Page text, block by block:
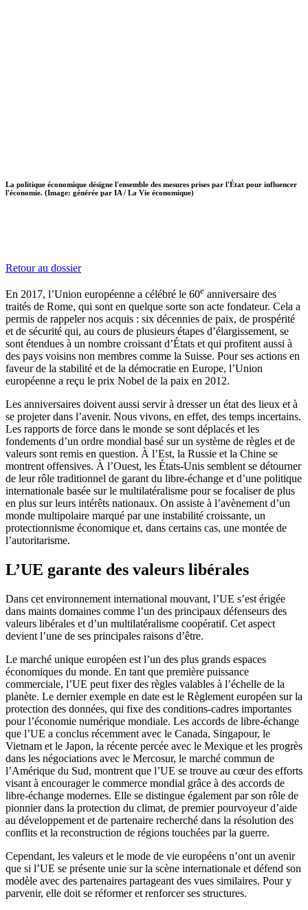
La politique économique désigne l'ensemble des mesures prises par l'État pour influencer
l'économie. (Image: générée par IA / La Vie économique)
Retour au dossier
En 2017, l’Union européenne a célébré le 60e anniversaire des
traités de Rome, qui sont en quelque sorte son acte fondateur. Cela a
permis de rappeler nos acquis : six décennies de paix, de prospérité
et de sécurité qui, au cours de plusieurs étapes d’élargissement, se
sont étendues à un nombre croissant d’États et qui profitent aussi à
des pays voisins non membres comme la Suisse. Pour ses actions en
faveur de la stabilité et de la démocratie en Europe, l’Union
européenne a reçu le prix Nobel de la paix en 2012.
Les anniversaires doivent aussi servir à dresser un état des lieux et à
se projeter dans l’avenir. Nous vivons, en effet, des temps incertains.
Les rapports de force dans le monde se sont déplacés et les
fondements d’un ordre mondial basé sur un système de règles et de
valeurs sont remis en question. À l’Est, la Russie et la Chine se
montrent offensives. À l’Ouest, les États-Unis semblent se détourner
de leur rôle traditionnel de garant du libre-échange et d’une politique
internationale basée sur le multilatéralisme pour se focaliser de plus
en plus sur leurs intérêts nationaux. On assiste à l’avènement d’un
monde multipolaire marqué par une instabilité croissante, un
protectionnisme économique et, dans certains cas, une montée de
l’autoritarisme.
L’UE garante des valeurs libérales
Dans cet environnement international mouvant, l’UE s’est érigée
dans maints domaines comme l’un des principaux défenseurs des
valeurs libérales et d’un multilatéralisme coopératif. Cet aspect
devient l’une de ses principales raisons d’être.
Le marché unique européen est l’un des plus grands espaces
économiques du monde. En tant que première puissance
commerciale, l’UE peut fixer des règles valables à l’échelle de la
planète. Le dernier exemple en date est le Règlement européen sur la
protection des données, qui fixe des conditions-cadres importantes
pour l’économie numérique mondiale. Les accords de libre-échange
que l’UE a conclus récemment avec le Canada, Singapour, le
Vietnam et le Japon, la récente percée avec le Mexique et les progrès
dans les négociations avec le Mercosur, le marché commun de
l’Amérique du Sud, montrent que l’UE se trouve au cœur des efforts
visant à encourager le commerce mondial grâce à des accords de
libre-échange modernes. Elle se distingue également par son rôle de
pionnier dans la protection du climat, de premier pourvoyeur d’aide
au développement et de partenaire recherché dans la résolution des
conflits et la reconstruction de régions touchées par la guerre.
Cependant, les valeurs et le mode de vie européens n’ont un avenir
que si l’UE se présente unie sur la scène internationale et défend son
modèle avec des partenaires partageant des vues similaires. Pour y
parvenir, elle doit se réformer et renforcer ses structures.